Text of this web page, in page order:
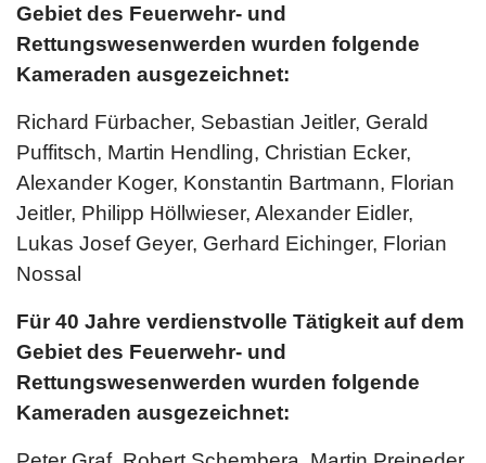
Gebiet des Feuerwehr- und
Rettungswesenwerden wurden folgende
Kameraden ausgezeichnet:
Richard Fürbacher, Sebastian Jeitler, Gerald
Puffitsch, Martin Hendling, Christian Ecker,
Alexander Koger, Konstantin Bartmann, Florian
Jeitler, Philipp Höllwieser, Alexander Eidler,
Lukas Josef Geyer, Gerhard Eichinger, Florian
Nossal
Für 40 Jahre verdienstvolle Tätigkeit auf dem
Gebiet des Feuerwehr- und
Rettungswesenwerden wurden folgende
Kameraden ausgezeichnet: